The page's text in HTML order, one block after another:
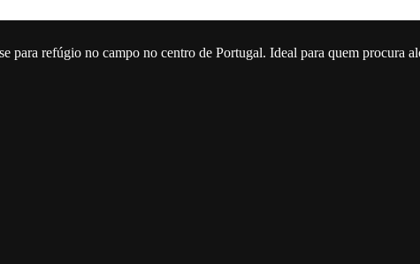
para refúgio no campo no centro de Portugal. Ideal para quem procura